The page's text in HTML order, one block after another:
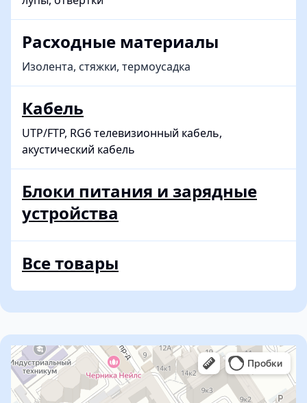
Расходные материалы
Изолента, стяжки, термоусадка
Кабель
UTP/FTP, RG6 телевизионный кабель,
акустический кабель
Блоки питания и зарядные
устройства
Все товары